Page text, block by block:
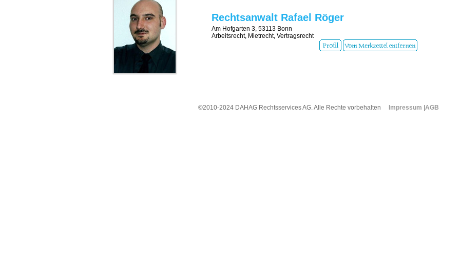
Rechtsanwalt Rafael Röger
Am Hofgarten 3, 53113 Bonn
Arbeitsrecht, Mietrecht, Vertragsrecht
©2010-2024 DAHAG Rechtsservices AG. Alle Rechte vorbehalten Impressum AGB